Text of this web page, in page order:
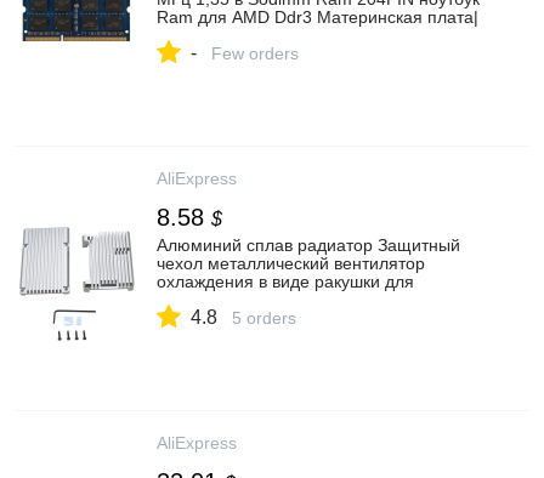
Ram для AMD Ddr3 Материнская плата|
- Few orders
AliExpress
8.58 $
Алюминий сплав радиатор Защитный
чехол металлический вентилятор
охлаждения в виде ракушки для
Кулеры/вентиляторы/системы
4.8 5 orders
AliExpress